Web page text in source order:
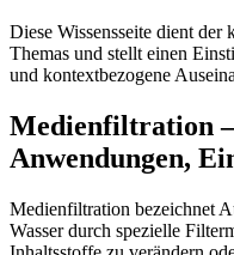
Diese Wissensseite dient
Themas und stellt einen
und kontextbezogene
Medienfiltration
Anwendungen,
Medienfiltration bezeichnet
Wasser durch spezielle